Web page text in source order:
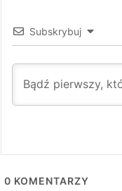
Subskrybuj
0 KOMENTARZY